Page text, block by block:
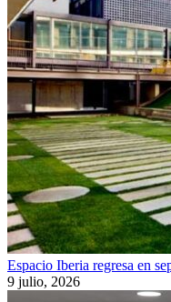
Espacio Iberia regresa en
9 julio, 2026